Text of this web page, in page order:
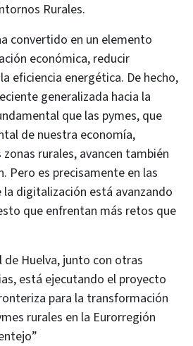
Rurales.
convertido en un elemento
económica, reducir
eficiencia energética. De hecho,
generalizada hacia la
que las pymes, que
de nuestra economía,
rurales, avancen también
Pero es precisamente en las
digitalización está avanzando
que enfrentan más retos que
de Huelva, junto con otras
está ejecutando el proyecto
para la transformación
rurales en la Eurorregión